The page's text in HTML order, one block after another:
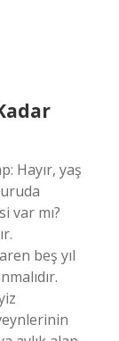
Hayır, yaş
var mı?
beş yıl